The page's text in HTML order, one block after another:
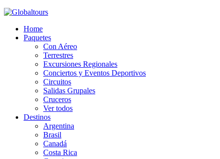
Globaltours
Organización de Servicios Turísticos
Home
Paquetes
Con Aéreo
Terrestres
Excursiones Regionales
Conciertos y Eventos Deportivos
Circuitos
Salidas Grupales
Cruceros
Ver todos
Destinos
Argentina
Brasil
Canadá
Costa Rica